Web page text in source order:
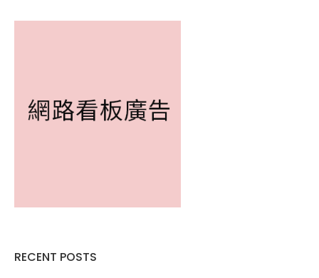
RECENT POSTS